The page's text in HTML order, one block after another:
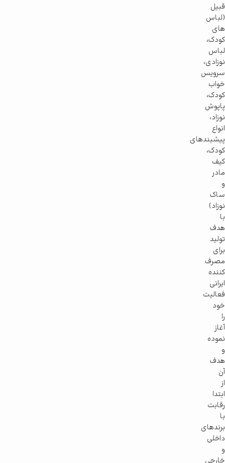
قبیل
(لباس
های
کودک،
لباس
نوزادی،
سرویس
خواب
کودک،
پاپوش
نوزاد،
انواع
پیشبندهای
کودک،
کیف
مادر
و
ساک
نوزاد)
با
هدف
تولید
برای
مصرف
کننده
ایرانی
فعالیت
خود
را
آغاز
نموده
و
هدف
آن
از
ابتدا
رقابت
با
برندهای
داخلی
و
خارجی